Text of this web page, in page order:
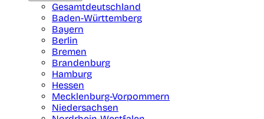
Gesamtdeutschland
Baden-Württemberg
Bayern
Berlin
Bremen
Brandenburg
Hamburg
Hessen
Mecklenburg-Vorpommern
Niedersachsen